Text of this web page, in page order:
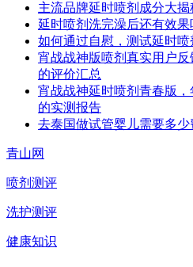
主流品牌延时喷剂成分大揭
延时喷剂洗完澡后还有效果
如何通过自慰，测试延时喷
宵战战神版喷剂真实用户
的评价汇总
宵战战神延时喷剂青春版
的实测报告
去泰国做试管婴儿需要多
青山网
喷剂测评
洗护测评
健康知识